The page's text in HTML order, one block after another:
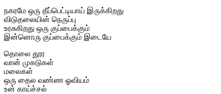
நகரமே ஒரு தீப்பெட்டியாய் இருக்கிறது
விடுதலையின் நெருப்பு
உரசுகிறது ஒரு குப்பைக்கும்
இன்னொரு குப்பைக்கும் இடையே
தொலை தூர
வான் முகடுகள்
மலைகள்
ஒரு தைல வண்ண ஓவியம்
உன் காய்ச்சல்